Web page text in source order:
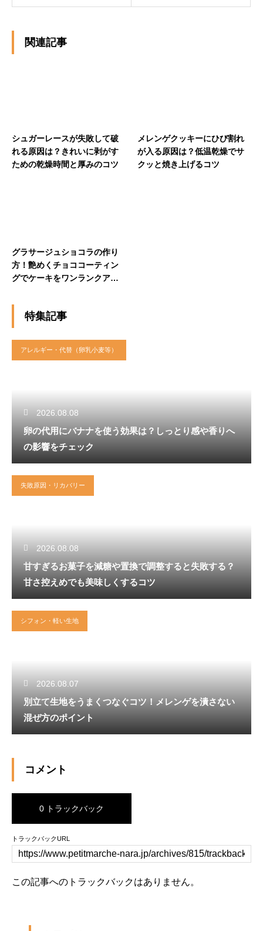
関連記事
シュガーレースが失敗して破
れる原因は？きれいに剥がす
ための乾燥時間と厚みのコツ
メレンゲクッキーにひび割れ
が入る原因は？低温乾燥でサ
クッと焼き上げるコツ
グラサージュショコラの作り
方！艶めくチョココーティン
グでケーキをワンランクアッ
特集記事
アレルギー・代替（卵乳小麦等）
2026.08.08
卵の代用にバナナを使う効果は？しっとり感や香りへ
の影響をチェック
失敗原因・リカバリー
2026.08.08
甘すぎるお菓子を減糖や置換で調整すると失敗する？
甘さ控えめでも美味しくするコツ
シフォン・軽い生地
2026.08.07
別立て生地をうまくつなぐコツ！メレンゲを潰さない
混ぜ方のポイント
コメント
0 トラックバック
トラックバックURL
この記事へのトラックバックはありません。